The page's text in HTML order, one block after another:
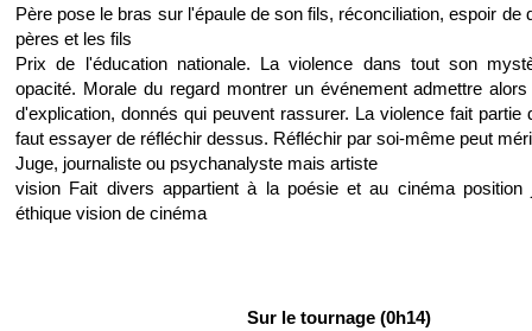
Père pose le bras sur l'épaule de son fils, réconciliation, espoir de
pères et les fils
Prix de l'éducation nationale. La violence dans tout son
opacité. Morale du regard montrer un événement admettre
d'explication, donnés qui peuvent rassurer. La violence fait partie
faut essayer de réfléchir dessus. Réfléchir par soi-même peut
Juge, journaliste ou psychanalyste mais artiste
vision Fait divers appartient à la poésie et au cinéma position
éthique vision de cinéma
Sur le tournage (0h14)